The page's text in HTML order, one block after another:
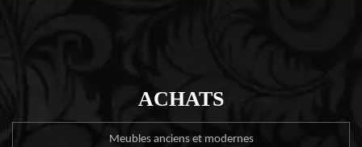
ACHATS
Meubles anciens et modernes